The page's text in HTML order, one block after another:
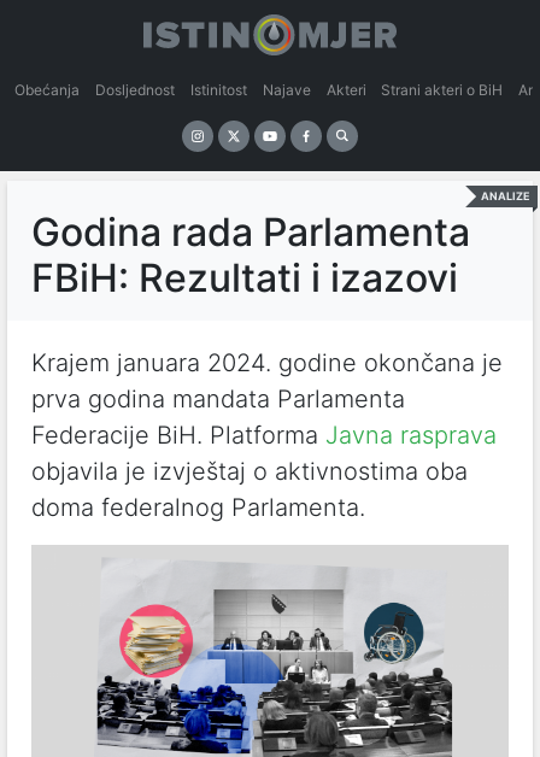
Obećanja Dosljednost Istinitost Najave Akteri Strani akteri o BiH
ANALIZE
Godina rada Parlamenta
FBiH: Rezultati i izazovi
Krajem januara 2024. godine okončana je
prva godina mandata Parlamenta
Federacije BiH. Platforma Javna rasprava
objavila je izvještaj o aktivnostima oba
doma federalnog Parlamenta.